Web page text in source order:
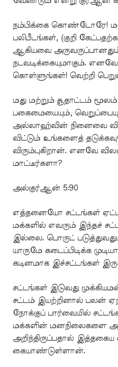
நம்பிக்கை கொண்டோரே!
பலிபீடங்கள், (குறி
ஆகியவை
நடவடிக்கையுமாகும். எனவே
கொள்ளுங்கள்! வெற்றி
மது மற்றும் சூதாட்டம்
பகைமையையும்,
அல்லாஹ்வின் நினைவை
விட்டும் உங்களைத்
விரும்புகிறான். எனவே
மாட்டீர்களா?
அல்குர்ஆன் 5:90
எத்தனையோ சட்டங்கள்
மக்களில் எவரும் இந்தச்
இல்லை. பொருட்
யாருமே கடைப்பிடிக்க
கடினமாக இச்சட்டங்கள்
சட்டங்கள் இடுவது
சட்டம் இயற்றினால் பலன்
நோக்குப் பார்வையில்
மக்களின் மனநிலைகளை
அறிந்திருப்பதால்
கையாண்டுள்ளான்.